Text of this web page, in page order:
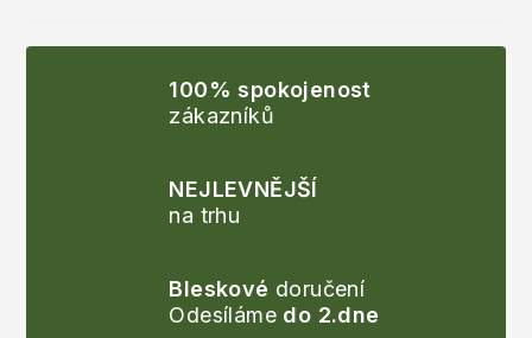
100% spokojenost
zákazníků
NEJLEVNĚJŠÍ
na trhu
Bleskové doručení
Odesíláme do 2.dne